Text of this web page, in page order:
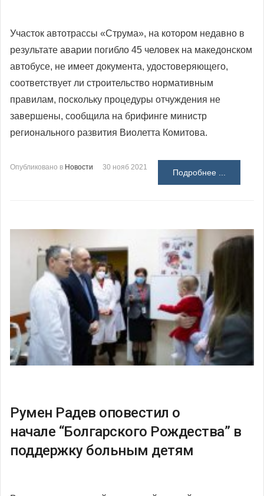
Участок автотрассы «Струма», на котором недавно в
результате аварии погибло 45 человек на македонском
автобусе, не имеет документа, удостоверяющего,
соответствует ли строительство нормативным
правилам, поскольку процедуры отчуждения не
завершены, сообщила на брифинге министр
регионального развития Виолетта Комитова.
Опубликовано в Новости 30 нояб 2021
Подробнее ...
Румен Радев оповестил о
начале “Болгарского Рождества” в
поддержку больным детям